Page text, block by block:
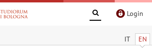
Login
IT EN